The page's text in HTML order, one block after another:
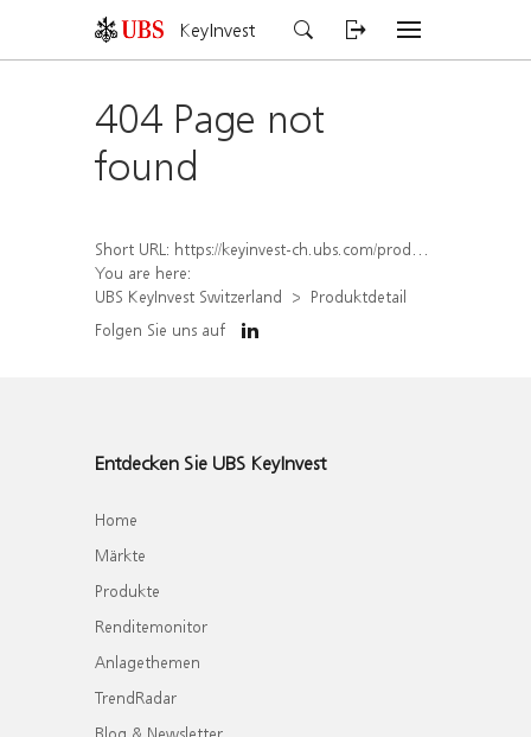
KeyInvest
404 Page not
found
Short URL: https://keyinvest-ch.ubs.com/produkt/detail/index/isin/CH1572300403
You are here:
UBS KeyInvest Switzerland
Produktdetail
Folgen Sie uns auf
Entdecken Sie UBS KeyInvest
Home
Märkte
Produkte
Renditemonitor
Anlagethemen
TrendRadar